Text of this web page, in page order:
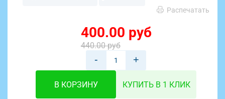
Распечатать
400.00 руб
440.00 руб
- +
В КОРЗИНУ КУПИТЬ В 1 КЛИК